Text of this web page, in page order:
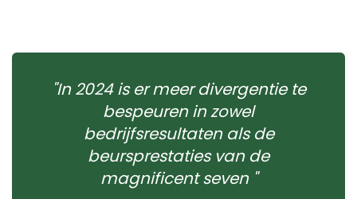
"In 2024 is er meer divergentie te
bespeuren in zowel
bedrijfsresultaten als de
beursprestaties van de
magnificent seven "